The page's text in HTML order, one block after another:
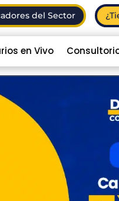
del Sector
en Vivo